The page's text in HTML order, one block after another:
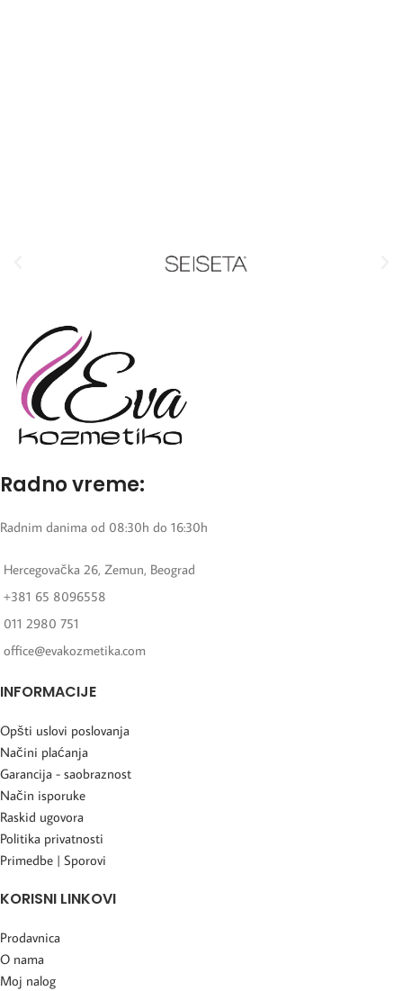
Radno vreme:
Radnim danima od 08:30h do 16:30h
Hercegovačka 26, Zemun, Beograd
+381 65 8096558
011 2980 751
office@evakozmetika.com
INFORMACIJE
Opšti uslovi poslovanja
Načini plaćanja
Garancija - saobraznost
Način isporuke
Raskid ugovora
Politika privatnosti
Primedbe | Sporovi
KORISNI LINKOVI
Prodavnica
O nama
Moj nalog